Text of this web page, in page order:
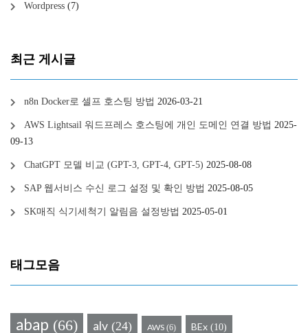
Wordpress (7)
최근 게시글
n8n Docker로 셀프 호스팅 방법 2026-03-21
AWS Lightsail 워드프레스 호스팅에 개인 도메인 연결 방법 2025-
09-13
ChatGPT 모델 비교 (GPT-3, GPT-4, GPT-5) 2025-08-08
SAP 웹서비스 수신 로그 설정 및 확인 방법 2025-08-05
SK매직 식기세척기 알림음 설정방법 2025-05-01
태그모음
abap (66) alv (24) AWS (6) BEx (10)